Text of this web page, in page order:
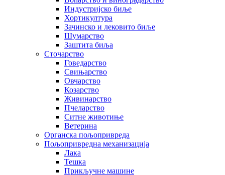
Индустријско биље
Хортикултура
Зачинско и лековито биље
Шумарство
Заштита биља
Сточарство
Говедарство
Свињарство
Овчарство
Козарство
Живинарство
Пчеларство
Ситне животиње
Ветерина
Органска пољопривреда
Пољопривредна механизација
Лака
Тешка
Прикључне машине